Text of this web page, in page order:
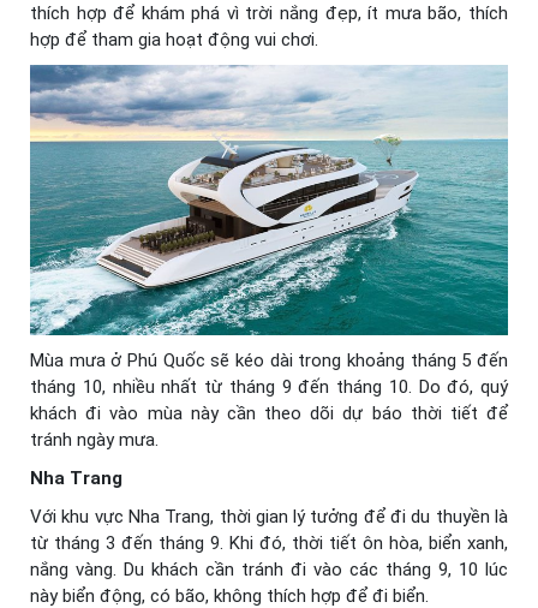
thích hợp để khám phá vì trời nắng đẹp, ít mưa bão, thích
hợp để tham gia hoạt động vui chơi.
Mùa mưa ở Phú Quốc sẽ kéo dài trong khoảng tháng 5 đến
tháng 10, nhiều nhất từ tháng 9 đến tháng 10. Do đó, quý
khách đi vào mùa này cần theo dõi dự báo thời tiết để
tránh ngày mưa.
Nha Trang
Với khu vực Nha Trang, thời gian lý tưởng để đi du thuyền là
từ tháng 3 đến tháng 9. Khi đó, thời tiết ôn hòa, biển xanh,
nắng vàng. Du khách cần tránh đi vào các tháng 9, 10 lúc
này biển động, có bão, không thích hợp để đi biển.